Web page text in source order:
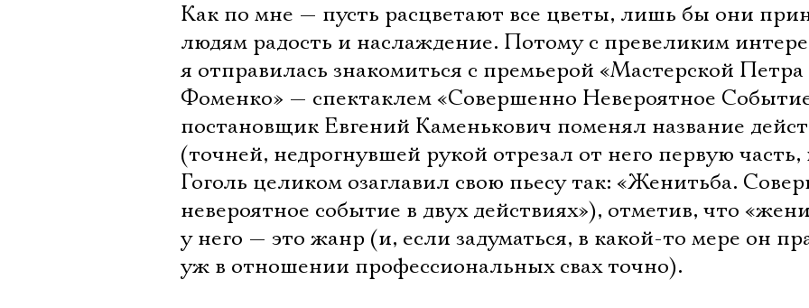
Как по мне — пусть расцветают все цветы, лишь бы они
людям радость и наслаждение. Потому с превеликим
я отправилась знакомиться с премьерой «Мастерской Петра
Фоменко» — спектаклем «Совершенно Невероятное
постановщик Евгений Каменькович поменял название
(точней, недрогнувшей рукой отрезал от него первую часть,
Гоголь целиком озаглавил свою пьесу так: «Женитьба.
невероятное событие в двух действиях»), отметив, что
у него — это жанр (и, если задуматься, в какой-то мере он
уж в отношении профессиональных свах точно).